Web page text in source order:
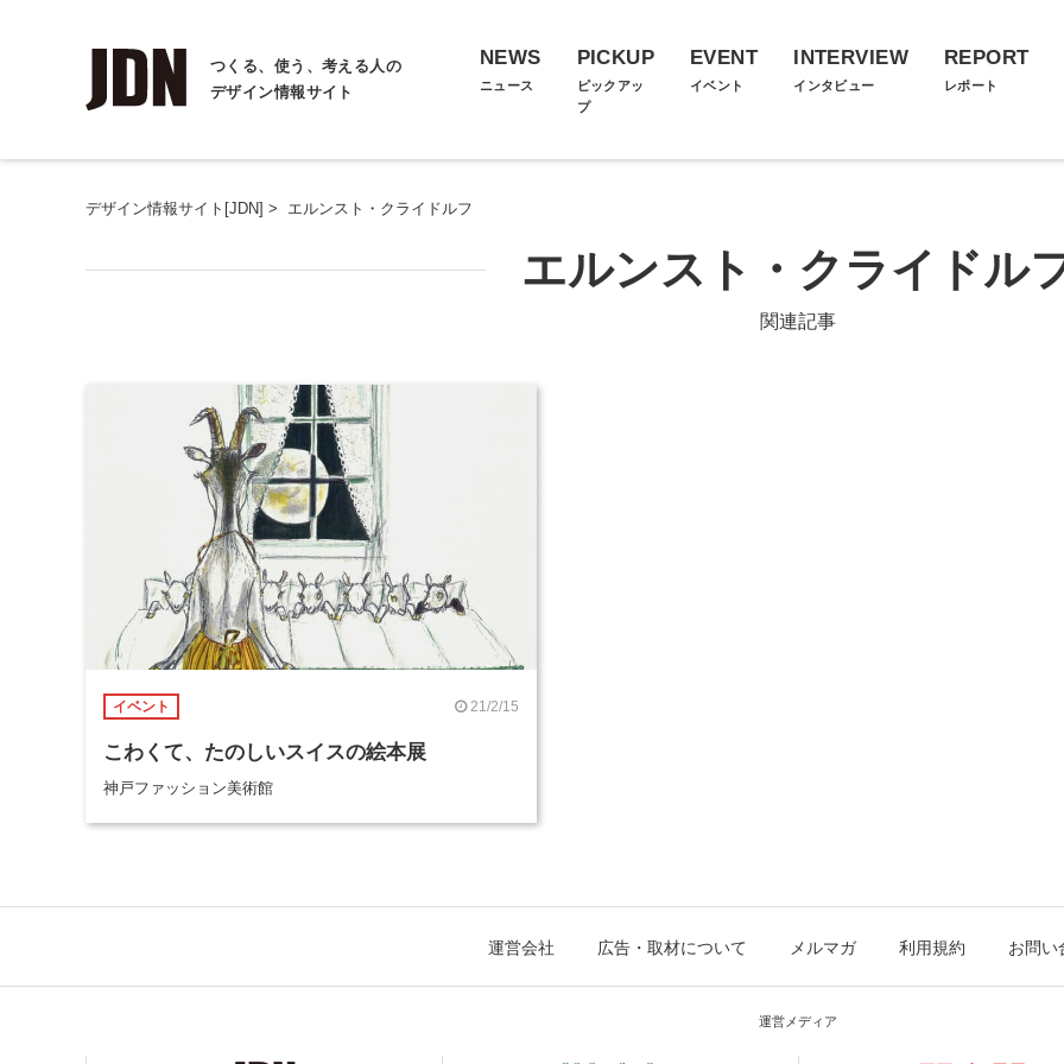
つくる、使う、考える人の
デザイン情報サイト
NEWS
ニュース
PICKUP
ピックアッ
プ
EVENT
イベント
INTERVIEW
インタビュー
REPORT
レポート
デザイン情報サイト[JDN] > エルンスト・クライドルフ
エルンスト・クライドル
関連記事
イベント 21/2/15
こわくて、たのしいスイスの絵本展
神戸ファッション美術館
運営会社 広告・取材について メルマガ 利用規約 お問い
運営メディア